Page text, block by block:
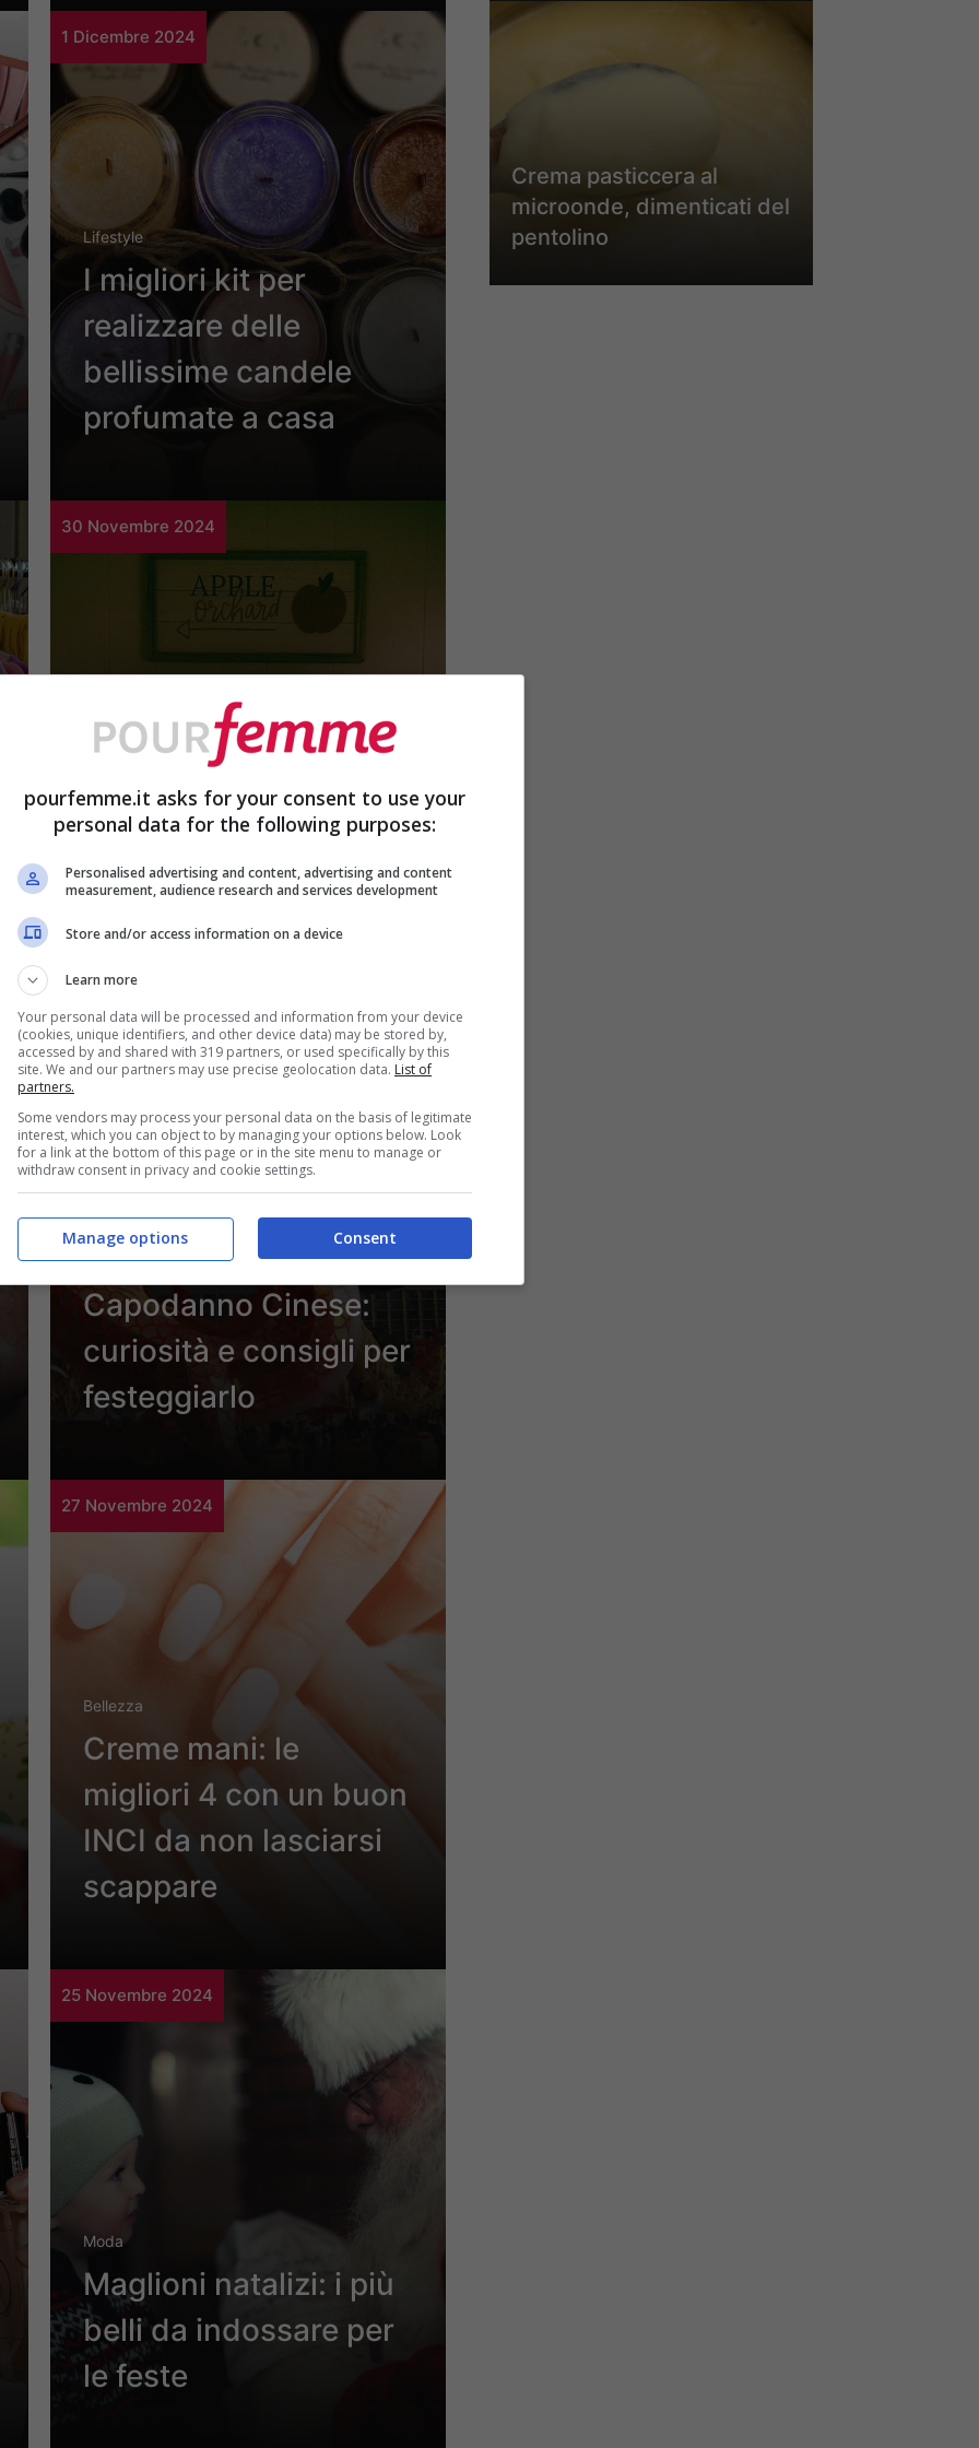
1 Dicembre 2024
Lifestyle
I migliori kit per
realizzare delle
bellissime candele
profumate a casa
30 Novembre 2024
Lifestyle
Decorazioni di
Halloween per la casa:
10 idee originali da
acquistare online
28 Novembre 2024
Attualità
Capodanno Cinese:
curiosità e consigli per
festeggiarlo
27 Novembre 2024
Bellezza
Creme mani: le
migliori 4 con un buon
INCI da non lasciarsi
scappare
25 Novembre 2024
Moda
Maglioni natalizi: i più
belli da indossare per
le feste
Crema pasticcera al
microonde, dimenticati del
pentolino
pourfemme.it asks for your consent to use your
personal data for the following purposes:
Personalised advertising and content, advertising and content
measurement, audience research and services development
Store and/or access information on a device
Learn more
Your personal data will be processed and information from your device
(cookies, unique identifiers, and other device data) may be stored by,
accessed by and shared with 319 partners, or used specifically by this
site. We and our partners may use precise geolocation data. List of
partners.
Some vendors may process your personal data on the basis of legitimate
interest, which you can object to by managing your options below. Look
for a link at the bottom of this page or in the site menu to manage or
withdraw consent in privacy and cookie settings.
Consent
Manage options